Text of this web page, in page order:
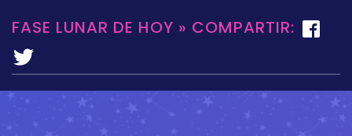
FASE LUNAR DE HOY » COMPARTIR: